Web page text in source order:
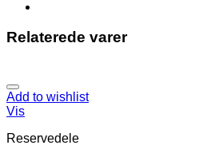
Relaterede varer
Add to wishlist
Vis
Reservedele